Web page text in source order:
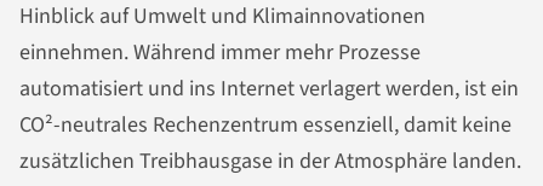
Hinblick auf Umwelt und Klimainnovationen
einnehmen. Während immer mehr Prozesse
automatisiert und ins Internet verlagert werden, ist ein
CO²-neutrales Rechenzentrum essenziell, damit keine
zusätzlichen Treibhausgase in der Atmosphäre landen.